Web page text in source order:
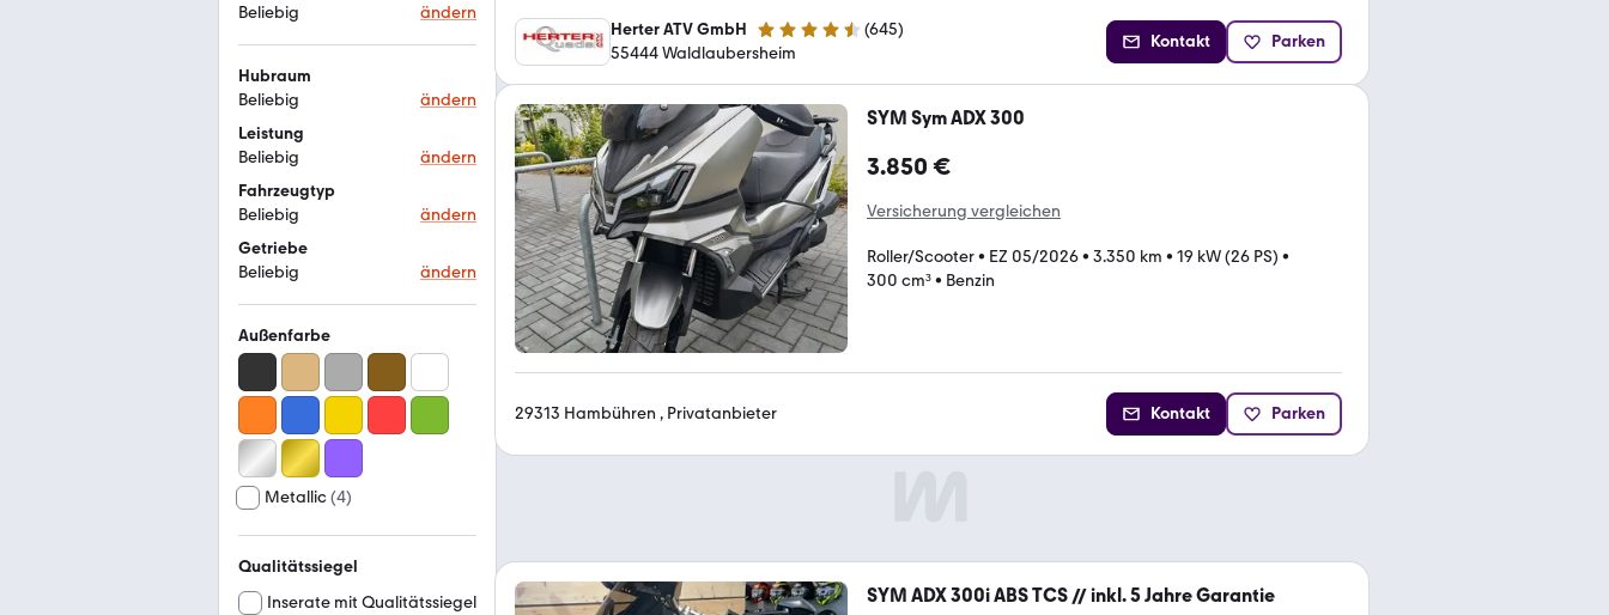
Beliebig
ändern
Hubraum
Beliebig
ändern
Leistung
Beliebig
ändern
Fahrzeugtyp
Beliebig
ändern
Getriebe
Beliebig
ändern
Außenfarbe
Metallic(4)
Qualitätssiegel
Inserate mit Qualitätssiegel
Herter ATV GmbH 4.7 Sterne (645)
55444 Waldlaubersheim
Kontakt Parken
SYM Sym ADX 300
3.850 €
Versicherung vergleichen
Roller/Scooter• EZ 05/2026• 3.350 km • 19 kW (26 PS) •
300 cm³• Benzin
29313 Hambühren , Privatanbieter Kontakt Parken
SYM ADX 300i ABS TCS // inkl. 5 Jahre Garantie